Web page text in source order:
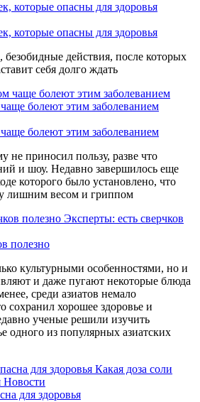
которые опасны для здоровья
которые опасны для здоровья
безобидные действия, после которых
себя долго ждать
болеют этим заболеванием
болеют этим заболеванием
приносил пользу, разве что
и шоу. Недавно завершилось еще
которого было установлено, что
лишним весом и гриппом
Эксперты: есть сверчков
полезно
культурными особенностями, но и
и даже пугают некоторые блюда
среди азиатов немало
сохранил хорошее здоровье и
ученые решили изучить
одного из популярных азиатских
Какая доза соли
Новости
для здоровья